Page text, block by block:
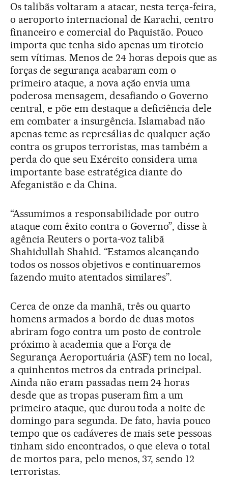
Os talibãs voltaram a atacar, nesta terça-feira,
o aeroporto internacional de Karachi, centro
financeiro e comercial do Paquistão. Pouco
importa que tenha sido apenas um tiroteio
sem vítimas. Menos de 24 horas depois que as
forças de segurança acabaram com o
primeiro ataque, a nova ação envia uma
poderosa mensagem, desafiando o Governo
central, e põe em destaque a deficiência dele
em combater a insurgência. Islamabad não
apenas teme as represálias de qualquer ação
contra os grupos terroristas, mas também a
perda do que seu Exército considera uma
importante base estratégica diante do
Afeganistão e da China.
“Assumimos a responsabilidade por outro
ataque com êxito contra o Governo”, disse à
agência Reuters o porta-voz talibã
Shahidullah Shahid. “Estamos alcançando
todos os nossos objetivos e continuaremos
fazendo muito atentados similares”.
Cerca de onze da manhã, três ou quarto
homens armados a bordo de duas motos
abriram fogo contra um posto de controle
próximo à academia que a Força de
Segurança Aeroportuária (ASF) tem no local,
a quinhentos metros da entrada principal.
Ainda não eram passadas nem 24 horas
desde que as tropas puseram fim a um
primeiro ataque, que durou toda a noite de
domingo para segunda. De fato, havia pouco
tempo que os cadáveres de mais sete pessoas
tinham sido encontrados, o que eleva o total
de mortos para, pelo menos, 37, sendo 12
terroristas.